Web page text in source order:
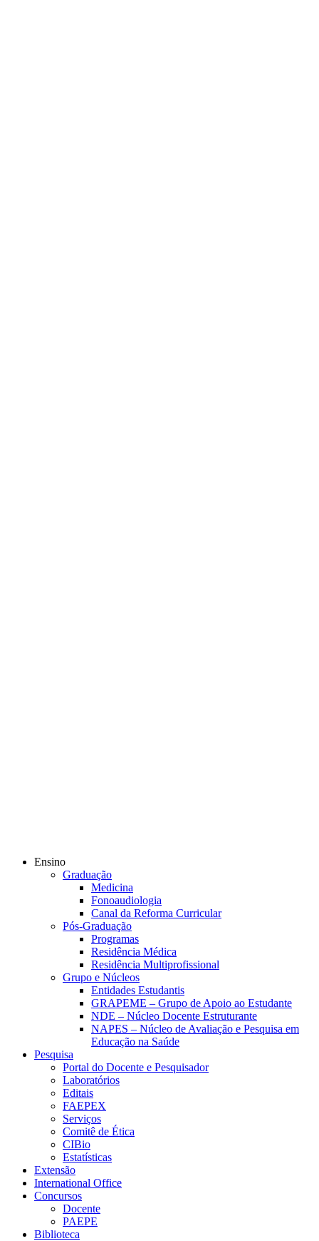
Ensino
Graduação
Medicina
Fonoaudiologia
Canal da Reforma Curricular
Pós-Graduação
Programas
Residência Médica
Residência Multiprofissional
Grupo e Núcleos
Entidades Estudantis
GRAPEME – Grupo de Apoio ao Estudante
NDE – Núcleo Docente Estruturante
NAPES – Núcleo de Avaliação e Pesquisa em
Educação na Saúde
Pesquisa
Portal do Docente e Pesquisador
Laboratórios
Editais
FAEPEX
Serviços
Comitê de Ética
CIBio
Estatísticas
Extensão
International Office
Concursos
Docente
PAEPE
Biblioteca